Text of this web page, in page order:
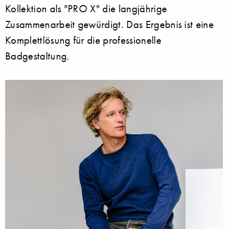
Kollektion als "PRO X" die langjährige
Zusammenarbeit gewürdigt. Das Ergebnis ist eine
Komplettlösung für die professionelle
Badgestaltung.